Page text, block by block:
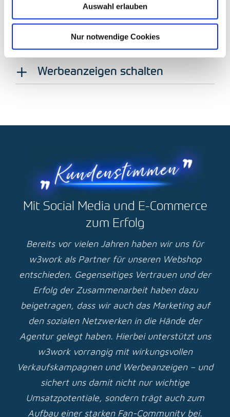
Auswahl erlauben
Nur notwendige Cookies
Datenfeed einbinden
Erstellung des Social Shops
Werbeanzeigen schalten
Mit Social Media und E-Commerce
zum Erfolg
Bereits vor vielen Jahren haben wir uns für
w3work als Partner für unseren Webshop
entschieden. Gegenseitiges Vertrauen und der
Erfolg der Zusammenarbeit haben dazu
beigetragen, dass wir auch das Marketing auf
den sozialen Netzwerken in die Hände der
Agentur gelegt haben. Hierbei unterstützt uns
w3work vorrangig mit wirkungsvollen
Verkaufskampagnen und Werbeanzeigen – und
sichert uns damit nicht nur wichtige
Umsatzpotentiale, sondern trägt auch zum
Aufbau einer starken Fan-Community bei.